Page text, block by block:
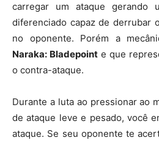
carregar um ataque gerando
diferenciado capaz de derrubar
no oponente. Porém a
Naraka: Bladepoint e que
o contra-ataque.
Durante a luta ao pressionar ao
de ataque leve e pesado, você
ataque. Se seu oponente te